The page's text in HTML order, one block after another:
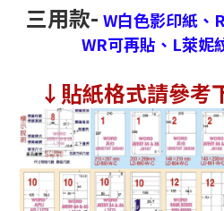
三用款- W白色影印紙、
WR可再貼、 L萊妮
↓ 貼紙格式請參考